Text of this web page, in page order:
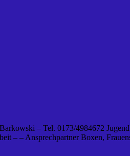
– Tel. 0173/4984672
– – Ansprechpartner Boxen,